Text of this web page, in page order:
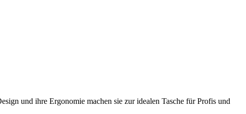
und ihre Ergonomie machen sie zur idealen Tasche für Profis und